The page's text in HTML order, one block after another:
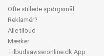
Ofte stillede spørgsmål
Reklamér?
Alle tilbud
Mærker
Tilbudsaviseronline.dk App